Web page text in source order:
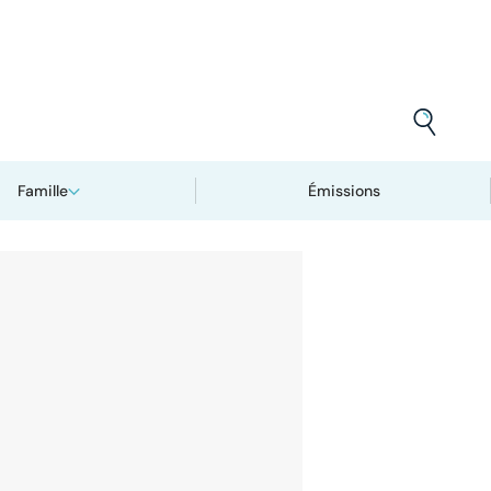
Famille Émissions